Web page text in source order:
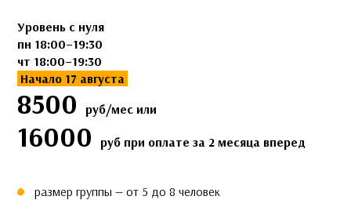
Уровень с нуля
пн 18:00–19:30
чт 18:00–19:30
Начало 17 августа
8500 руб/мес или
16000 руб при оплате за 2 месяца вперед
размер группы — от 5 до 8 человек